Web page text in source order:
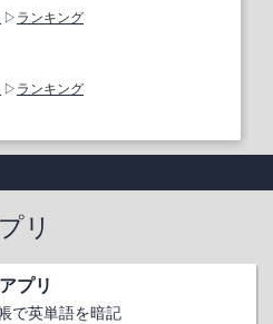
ランキング
ランキング
リ
プリ
で英単語を暗記